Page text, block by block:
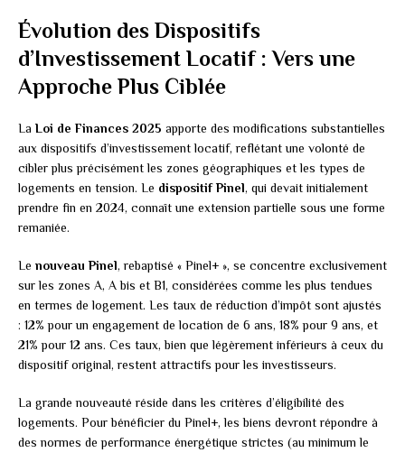
Évolution des Dispositifs
d’Investissement Locatif : Vers une
Approche Plus Ciblée
LaLoi de Finances 2025 apporte des modifications substantielles
aux dispositifs d’investissement locatif, reflétant une volonté de
cibler plus précisément les zones géographiques et les types de
logements en tension. Le dispositif Pinel, qui devait initialement
prendre fin en 2024, connaît une extension partielle sous une forme
remaniée.
Le nouveau Pinel, rebaptisé « Pinel+ », se concentre exclusivement
sur les zones A, A bis et B1, considérées comme les plus tendues
en termes de logement. Les taux de réduction d’impôt sont ajustés
: 12% pour un engagement de location de 6 ans, 18% pour 9 ans, et
21% pour 12 ans. Ces taux, bien que légèrement inférieurs à ceux du
dispositif original, restent attractifs pour les investisseurs.
La grande nouveauté réside dans les critères d’éligibilité des
logements. Pour bénéficier du Pinel+, les biens devront répondre à
des normes de performance énergétique strictes (au minimum le